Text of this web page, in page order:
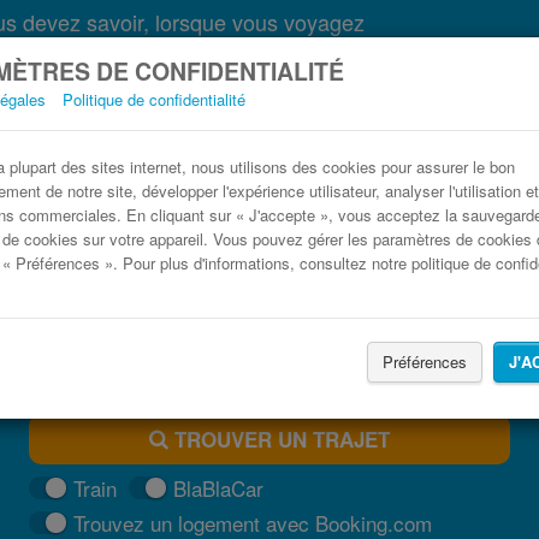
DE CONFIDENTIALITÉ
Politique de confidentialité
plupart des sites internet, nous utilisons des cookies pour assurer le bon
de notre site, développer l'expérience utilisateur, analyser l'utilisation
commerciales. En cliquant sur « J'accepte », vous acceptez la
cookies sur votre appareil. Vous pouvez gérer les paramètres de cookies
Préférences ». Pour plus d'informations, consultez notre politique de
Préférences
devez savoir, lorsque vous voyagez
Bus Saint-Raphaël Vintimille pas cher
Trouvez votre billet de bus moins cher
TROUVER UN TRAJET
Train
BlaBlaCar
Trouvez un logement avec Booking.com